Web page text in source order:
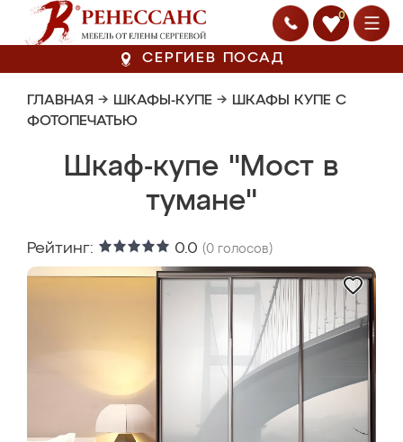
0
СЕРГИЕВ ПОСАД
ГЛАВНАЯ → ШКАФЫ-КУПЕ → ШКАФЫ КУПЕ С
ФОТОПЕЧАТЬЮ
Шкаф-купе "Мост в
тумане"
Рейтинг: 0.0 (0 голосов)